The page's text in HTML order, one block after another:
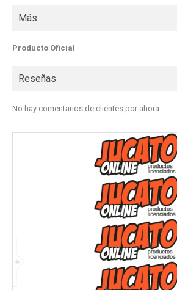
Más
Producto Oficial
Reseñas
No hay comentarios de clientes por ahora.